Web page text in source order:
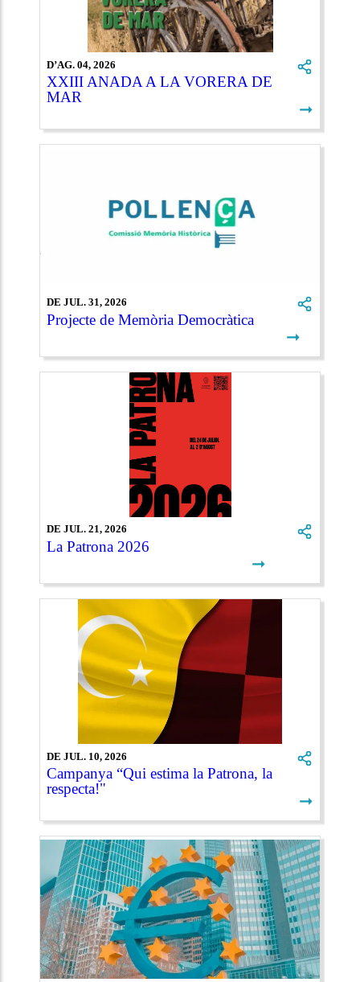
D’AG. 04, 2026
XXIII ANADA A LA VORERA DE
MAR
➞
DE JUL. 31, 2026
Projecte de Memòria Democràtica
➞
DE JUL. 21, 2026
La Patrona 2026
➞
DE JUL. 10, 2026
Campanya “Qui estima la Patrona, la
respecta!"
➞